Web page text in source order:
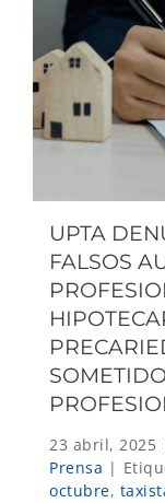
UPTA
FALSOS
23 abril, 2025
Prensa |
octubre,